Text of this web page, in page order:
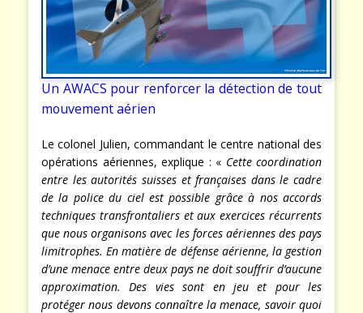
Un AWACS pour renforcer la détection de tout
mouvement aérien
Le colonel Julien, commandant le centre national des
opérations aériennes, explique : « Cette coordination
entre les autorités suisses et françaises dans le cadre
de la police du ciel est possible grâce à nos accords
techniques transfrontaliers et aux exercices récurrents
que nous organisons avec les forces aériennes des pays
limitrophes. En matière de défense aérienne, la gestion
d’une menace entre deux pays ne doit souffrir d’aucune
approximation. Des vies sont en jeu et pour les
protéger nous devons connaître la menace, savoir quoi